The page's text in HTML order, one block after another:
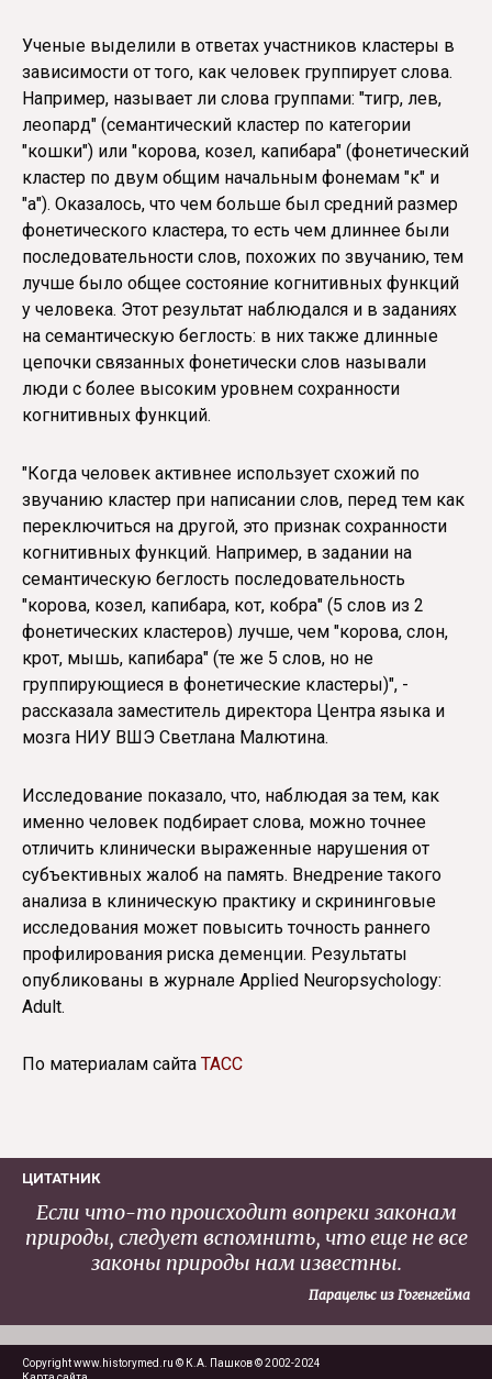
Ученые выделили в ответах участников кластеры в
зависимости от того, как человек группирует слова.
Например, называет ли слова группами: "тигр, лев,
леопард" (семантический кластер по категории
"кошки") или "корова, козел, капибара" (фонетический
кластер по двум общим начальным фонемам "к" и
"а"). Оказалось, что чем больше был средний размер
фонетического кластера, то есть чем длиннее были
последовательности слов, похожих по звучанию, тем
лучше было общее состояние когнитивных функций
у человека. Этот результат наблюдался и в заданиях
на семантическую беглость: в них также длинные
цепочки связанных фонетически слов называли
люди с более высоким уровнем сохранности
когнитивных функций.
"Когда человек активнее использует схожий по
звучанию кластер при написании слов, перед тем как
переключиться на другой, это признак сохранности
когнитивных функций. Например, в задании на
семантическую беглость последовательность
"корова, козел, капибара, кот, кобра" (5 слов из 2
фонетических кластеров) лучше, чем "корова, слон,
крот, мышь, капибара" (те же 5 слов, но не
группирующиеся в фонетические кластеры)", -
рассказала заместитель директора Центра языка и
мозга НИУ ВШЭ Светлана Малютина.
Исследование показало, что, наблюдая за тем, как
именно человек подбирает слова, можно точнее
отличить клинически выраженные нарушения от
субъективных жалоб на память. Внедрение такого
анализа в клиническую практику и скрининговые
исследования может повысить точность раннего
профилирования риска деменции. Результаты
опубликованы в журнале Applied Neuropsychology:
Adult.
По материалам сайта ТАСС
ЦИТАТНИК
Если что-то происходит вопреки законам
природы, следует вспомнить, что еще не все
законы природы нам известны.
Парацельс из Гогенгейма
Copyright www.historymed.ru © К.А. Пашков © 2002-2024